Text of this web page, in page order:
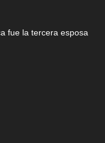
fue la tercera esposa